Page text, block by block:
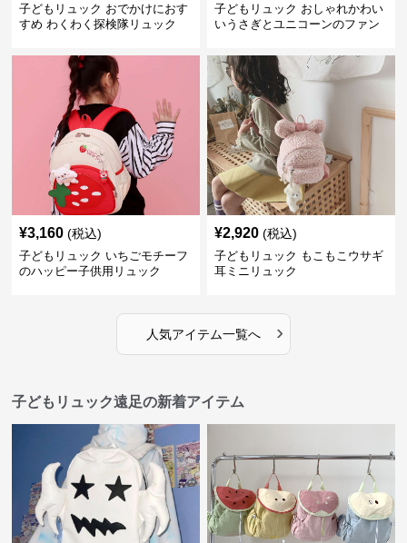
子どもリュック おでかけにおす
すめ わくわく探検隊リュック
子どもリュック おしゃれかわい
いうさぎとユニコーンのファン
¥3,160 (税込)
子どもリュック いちごモチーフ
のハッピー子供用リュック
¥2,920 (税込)
子どもリュック もこもこウサギ
耳ミニリュック
人気アイテム一覧へ ›
子どもリュック遠足の新着アイテム